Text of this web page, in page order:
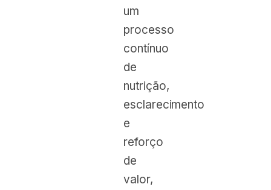
um
processo
contínuo
de
nutrição,
esclarecimento
e
reforço
de
valor,